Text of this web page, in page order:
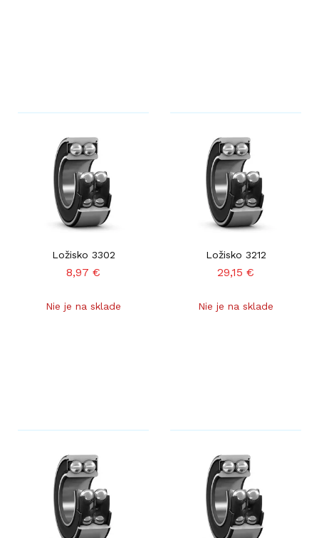
Ložisko 3302
8,97 €
Nie je na sklade
Ložisko 3212
29,15 €
Nie je na sklade